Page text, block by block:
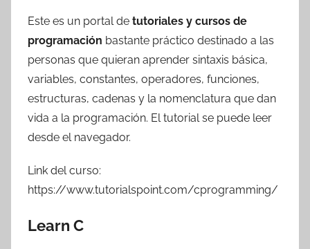
Este es un portal de tutoriales y cursos de
programación bastante práctico destinado a las
personas que quieran aprender sintaxis básica,
variables, constantes, operadores, funciones,
estructuras, cadenas y la nomenclatura que dan
vida a la programación. El tutorial se puede leer
desde el navegador.
Link del curso:
https://www.tutorialspoint.com/cprogramming/
Learn C